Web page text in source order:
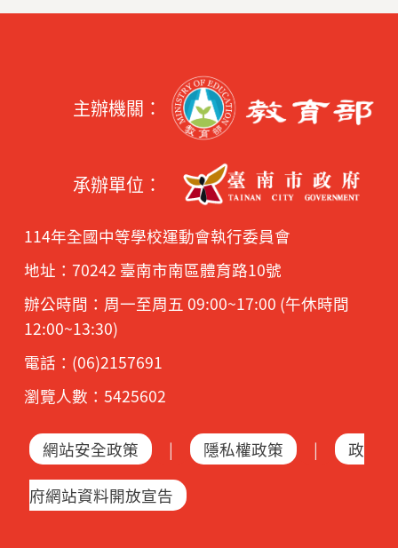
主辦機關：
承辦單位：
114年全國中等學校運動會執行委員會
地址：70242 臺南市南區體育路10號
辦公時間：周一至周五 09:00~17:00 (午休時間
12:00~13:30)
電話：(06)2157691
瀏覽人數：5425602
網站安全政策 | 隱私權政策 | 政
府網站資料開放宣告